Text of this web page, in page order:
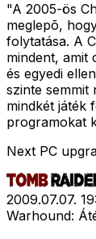
"A 2005-ös
meglepõ,
folytatása. A
mindent, amit
és egyedi
szinte semmit
mindkét játék
programokat
Next PC
2009.07.07.
Warhound: